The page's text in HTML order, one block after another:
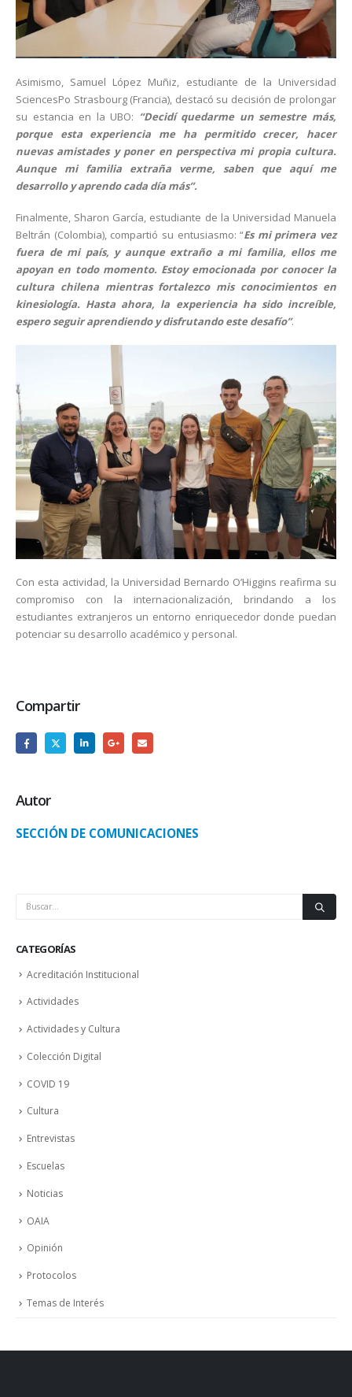
Asimismo, Samuel López Muñiz, estudiante de la Universidad
SciencesPo Strasbourg (Francia), destacó su decisión de prolongar
su estancia en la UBO: “Decidí quedarme un semestre más,
porque esta experiencia me ha permitido crecer, hacer
nuevas amistades y poner en perspectiva mi propia cultura.
Aunque mi familia extraña verme, saben que aquí me
desarrollo y aprendo cada día más”.
Finalmente, Sharon García, estudiante de la Universidad Manuela
Beltrán (Colombia), compartió su entusiasmo: “Es mi primera vez
fuera de mi país, y aunque extraño a mi familia, ellos me
apoyan en todo momento. Estoy emocionada por conocer la
cultura chilena mientras fortalezco mis conocimientos en
kinesiología. Hasta ahora, la experiencia ha sido increíble,
espero seguir aprendiendo y disfrutando este desafío”.
Con esta actividad, la Universidad Bernardo O’Higgins reafirma su
compromiso con la internacionalización, brindando a los
estudiantes extranjeros un entorno enriquecedor donde puedan
potenciar su desarrollo académico y personal.
Compartir
Autor
SECCIÓN DE COMUNICACIONES
CATEGORÍAS
Acreditación Institucional
Actividades
Actividades y Cultura
Colección Digital
COVID 19
Cultura
Entrevistas
Escuelas
Noticias
OAIA
Opinión
Protocolos
Temas de Interés